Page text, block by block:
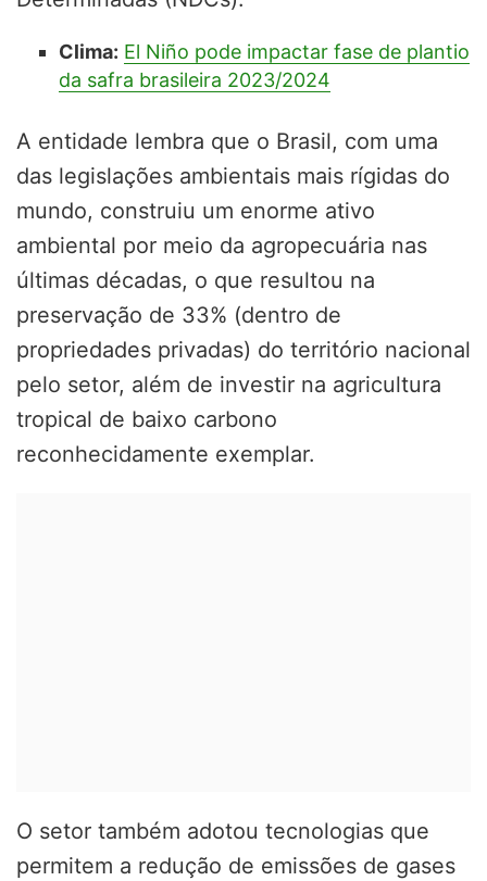
Clima: El Niño pode impactar fase de plantio
da safra brasileira 2023/2024
A entidade lembra que o Brasil, com uma
das legislações ambientais mais rígidas do
mundo, construiu um enorme ativo
ambiental por meio da agropecuária nas
últimas décadas, o que resultou na
preservação de 33% (dentro de
propriedades privadas) do território nacional
pelo setor, além de investir na agricultura
tropical de baixo carbono
reconhecidamente exemplar.
O setor também adotou tecnologias que
permitem a redução de emissões de gases